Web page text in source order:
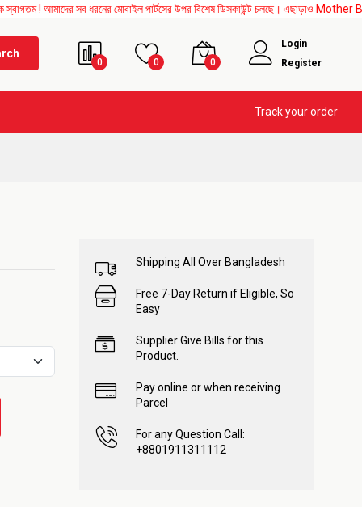
সব ধরনের মোবাইল পার্টসের উপর বিশেষ ডিসকাউন্ট চলছে। এছাড়াও Mother
0 0 0
Login
Register
Track your order
Shipping All Over Bangladesh
Free 7-Day Return if Eligible, So
Easy
Supplier Give Bills for this
Product.
Pay online or when receiving
Parcel
For any Question Call:
+8801911311112